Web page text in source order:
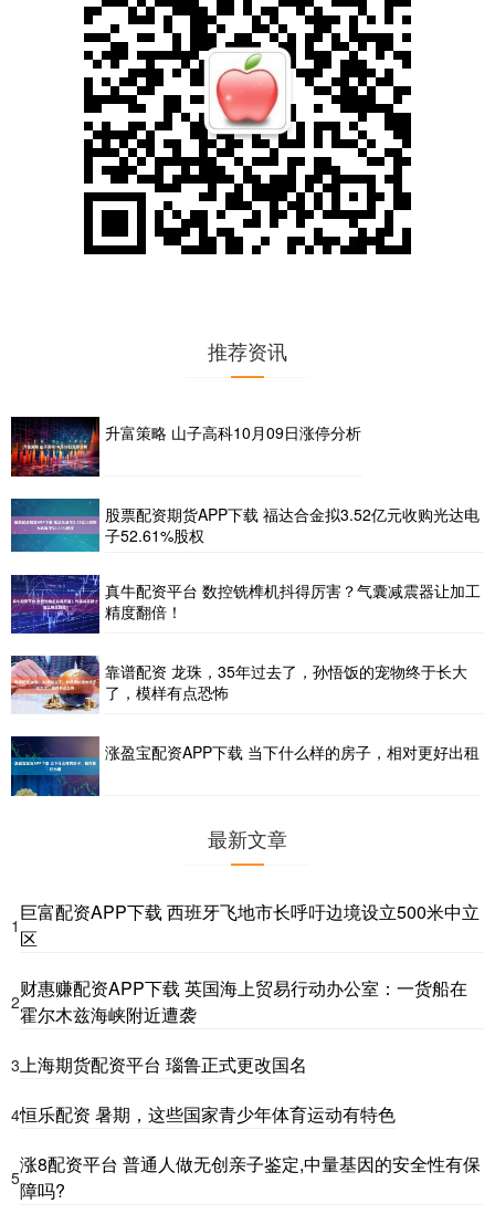
推荐资讯
升富策略 山子高科10月09日涨停分析
股票配资期货APP下载 福达合金拟3.52亿元收购光达电
子52.61%股权
真牛配资平台 数控铣榫机抖得厉害？气囊减震器让加工
精度翻倍！
靠谱配资 龙珠，35年过去了，孙悟饭的宠物终于长大
了，模样有点恐怖
涨盈宝配资APP下载 当下什么样的房子，相对更好出租
最新文章
1
巨富配资APP下载 西班牙飞地市长呼吁边境设立500米中立
区
2
财惠赚配资APP下载 英国海上贸易行动办公室：一货船在
霍尔木兹海峡附近遭袭
3上海期货配资平台 瑙鲁正式更改国名
4恒乐配资 暑期，这些国家青少年体育运动有特色
5
涨8配资平台 普通人做无创亲子鉴定,中量基因的安全性有保
障吗?